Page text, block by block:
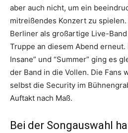
aber auch nicht, um ein
mitreißendes Konzert zu
Berliner als großartige Live-
Truppe an diesem Abend erneut.
Insane” und “Summer” ging es
der Band in die Vollen. Die Fans
selbst die Security im
Auftakt nach Maß.
Bei der Songauswahl